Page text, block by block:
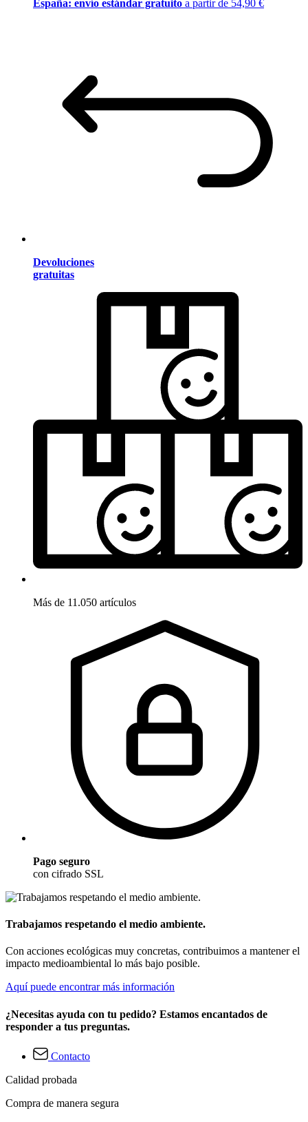
España: envío estándar gratuito a partir de 54,90 €
Devoluciones
gratuitas
Más de 11.050 artículos
Pago seguro
con cifrado SSL
Trabajamos respetando el medio ambiente.
Con acciones ecológicas muy concretas, contribuimos a mantener el
impacto medioambiental lo más bajo posible.
Aquí puede encontrar más información
¿Necesitas ayuda con tu pedido? Estamos encantados de
responder a tus preguntas.
Contacto
Calidad probada
Compra de manera segura